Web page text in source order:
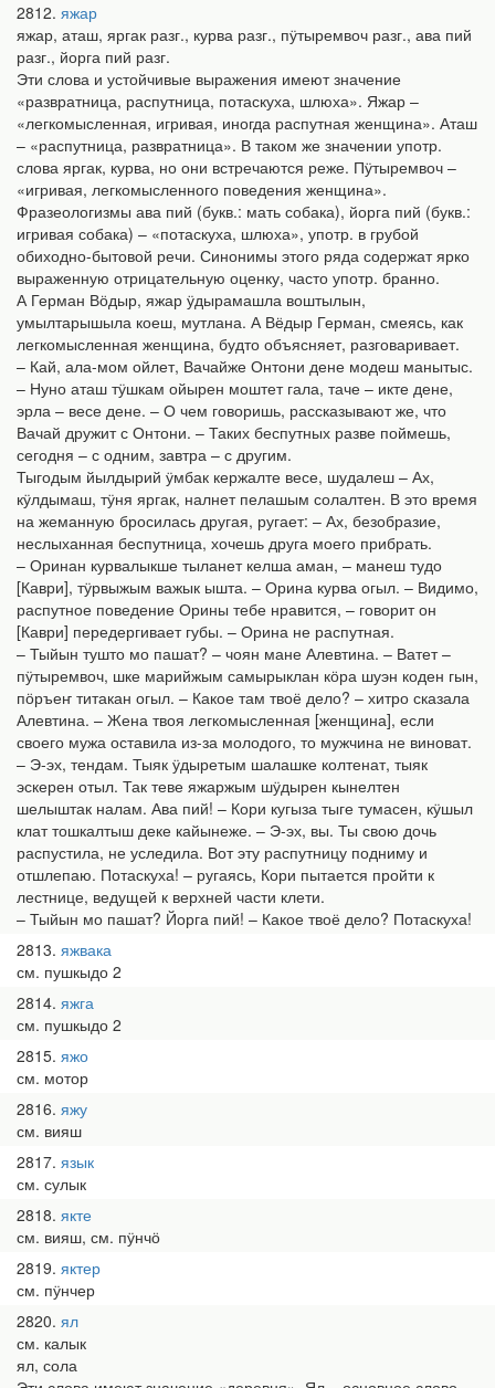
2812 яжар
яжар, аташ, яргак разг., курва разг., пӱтыремвоч разг., ава пий
разг., йорга пий разг.
Эти слова и устойчивые выражения имеют значение
«развратница, распутница, потаскуха, шлюха». Яжар –
«легкомысленная, игривая, иногда распутная женщина». Аташ
– «распутница, развратница». В таком же значении употр.
слова яргак, курва, но они встречаются реже. Пӱтыремвоч –
«игривая, легкомысленного поведения женщина».
Фразеологизмы ава пий (букв.: мать собака), йорга пий (букв.:
игривая собака) – «потаскуха, шлюха», употр. в грубой
обиходно-бытовой речи. Синонимы этого ряда содержат ярко
выраженную отрицательную оценку, часто употр. бранно.
А Герман Вӧдыр, яжар ӱдырамашла воштылын,
умылтарышыла коеш, мутлана. А Вёдыр Герман, смеясь, как
легкомысленная женщина, будто объясняет, разговаривает.
– Кай, ала-мом ойлет, Вачайже Онтони дене модеш манытыс.
– Нуно аташ тӱшкам ойырен моштет гала, таче – икте дене,
эрла – весе дене. – О чем говоришь, рассказывают же, что
Вачай дружит с Онтони. – Таких беспутных разве поймешь,
сегодня – с одним, завтра – с другим.
Тыгодым йылдырий ӱмбак кержалте весе, шудалеш – Ах,
кӱлдымаш, тӱня яргак, налнет пелашым солалтен. В это время
на жеманную бросилась другая, ругает: – Ах, безобразие,
неслыханная беспутница, хочешь друга моего прибрать.
– Оринан курвалыкше тыланет келша аман, – манеш тудо
[Каври], тӱрвыжым важык ышта. – Орина курва огыл. – Видимо,
распутное поведение Орины тебе нравится, – говорит он
[Каври] передергивает губы. – Орина не распутная.
– Тыйын тушто мо пашат? – чоян мане Алевтина. – Ватет –
пӱтыремвоч, шке марийжым самырыклан кӧра шуэн коден гын,
пӧръеҥ титакан огыл. – Какое там твоё дело? – хитро сказала
Алевтина. – Жена твоя легкомысленная [женщина], если
своего мужа оставила из-за молодого, то мужчина не виноват.
– Э-эх, тендам. Тыяк ӱдыретым шалашке колтенат, тыяк
эскерен отыл. Так теве яжаржым шӱдырен кынелтен
шелыштак налам. Ава пий! – Кори кугыза тыге тумасен, кӱшыл
клат тошкалтыш деке кайынеже. – Э-эх, вы. Ты свою дочь
распустила, не уследила. Вот эту распутницу подниму и
отшлепаю. Потаскуха! – ругаясь, Кори пытается пройти к
лестнице, ведущей к верхней части клети.
– Тыйын мо пашат? Йорга пий! – Какое твоё дело? Потаскуха!
2813 яжвака
см. пушкыдо 2
2814 яжга
см. пушкыдо 2
2815 яжо
см. мотор
2816 яжу
см. вияш
2817 язык
см. сулык
2818 якте
см. вияш, см. пӱнчӧ
2819 яктер
см. пӱнчер
2820 ял
см. калык
ял, сола